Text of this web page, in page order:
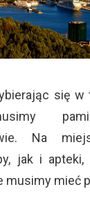
się w
Na
jak i
musimy mieć